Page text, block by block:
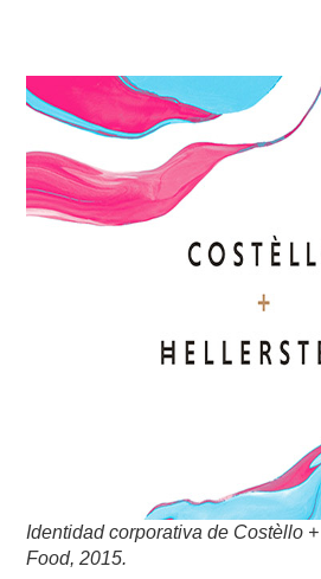
Identidad corporativa de Costèllo
Food, 2015.